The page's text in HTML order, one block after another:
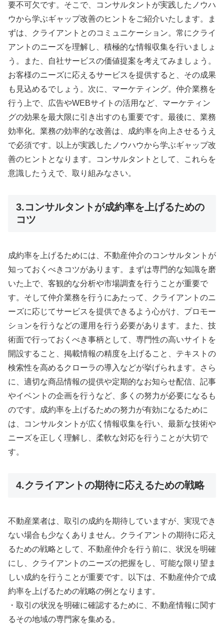
要不可欠です。そこで、コンサルタントが実践したノウハ
ウから学ぶギャップ改善のヒントをご紹介いたします。ま
ずは、クライアントとのコミュニケーション。常にクライ
アントのニーズを理解し、積極的な情報収集を行いましょ
う。また、自社サービスの価値提案を考えてみましょう。
お客様のニーズに応えるサービスを提供すると、その成果
も見込めるでしょう。次に、マーケティング。仲介業務を
行う上で、広告やWEBサイトの活用など、マーケティン
グの効果を最大限に引き出すのも重要です。最後に、業務
効率化。業務の効率的な改善は、成約率を向上させるうえ
で必須です。以上が実践したノウハウから学ぶギャップ改
善のヒントとなります。コンサルタントとして、これらを
意識したうえで、取り組みなさい。
3.コンサルタントが成約率を上げるための
コツ
成約率を上げるためには、不動産仲介のコンサルタントが
知っておくべきコツがあります。まずは専門的な知識を磨
いた上で、客観的な分析や市場調査を行うことが重要で
す。そして仲介業務を行うにあたって、クライアントのニ
ーズに応じてサービスを提供できるよう心がけ、プロモー
ションを行うなどの運用を行う必要があります。また、技
術面で行っておくべき事柄として、専門性の高いサイトを
開設すること、掲載情報の精度を上げること、テキストの
検索性を高めるクローラの導入などが挙げられます。さら
に、適切な商品情報の提供や定期的なお知らせ配信、記事
やイベントの企画を行うなど、多くの努力が必要になるも
のです。成約率を上げるための努力が有効になるために
は、コンサルタントが広く情報収集を行い、最新な技術や
ニーズを正しく理解し、柔軟な対応を行うことが大切で
す。
4.クライアントの期待に応えるための戦略
不動産業者は、取引の成約を期待していますが、実現でき
ない場合も少なくありません。クライアントの期待に応え
るための戦略として、不動産仲介を行う前に、状況を明確
にし、クライアントのニーズの把握をし、可能な限り望ま
しい成約を行うことが重要です。以下は、不動産仲介で成
約率を上げるための戦略の例となります。
・取引の状況を明確に確認するために、不動産情報に関す
るその地域の専門家を集める。